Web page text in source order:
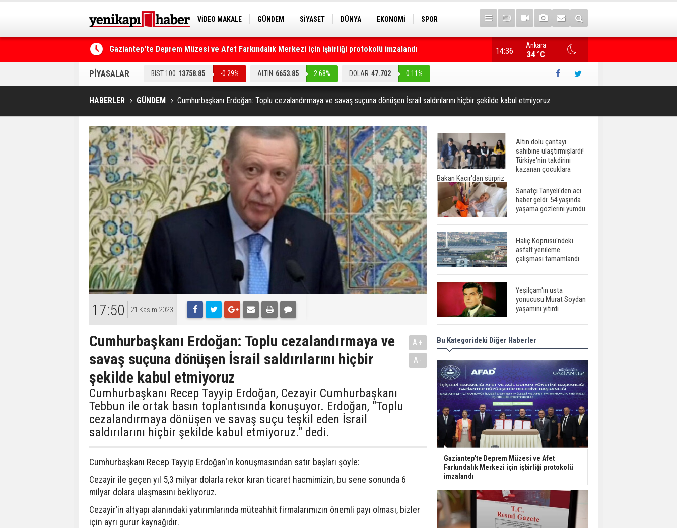
VİDEO MAKALE GÜNDEM SİYASET DÜNYA EKONOMİ
SPOR
Gaziantep'te Deprem Müzesi ve Afet Farkındalık Merkezi için işbirliği protokolü imzalandı
Resmi Gazete'de Bugün
Gazete manşetlerinde yeni gün...
Ankara
34 °C
14:36
PİYASALAR BIST 100 13758.85 -0.29% ALTIN 6653.85 2.68% DOLAR 47.702 0.11%
HABERLER GÜNDEM Cumhurbaşkanı Erdoğan: Toplu cezalandırmaya ve savaş suçuna dönüşen İsrail saldırılarını hiçbir şekilde kabul etmiyoruz
17:50 21 Kasım 2023
Cumhurbaşkanı Erdoğan: Toplu cezalandırmaya ve
savaş suçuna dönüşen İsrail saldırılarını hiçbir
şekilde kabul etmiyoruz
Cumhurbaşkanı Recep Tayyip Erdoğan, Cezayir Cumhurbaşkanı
Tebbun ile ortak basın toplantısında konuşuyor. Erdoğan, "Toplu
cezalandırmaya dönüşen ve savaş suçu teşkil eden İsrail
saldırılarını hiçbir şekilde kabul etmiyoruz." dedi.
A+
A-
Cumhurbaşkanı Recep Tayyip Erdoğan'ın konuşmasından satır başları şöyle:
Cezayir ile geçen yıl 5,3 milyar dolarla rekor kıran ticaret hacmimizin, bu sene sonunda 6
milyar dolara ulaşmasını bekliyoruz.
Cezayir’in altyapı alanındaki yatırımlarında müteahhit firmalarımızın önemli payı olması, bizler
için ayrı gurur kaynağıdır.
Altın dolu çantayı
sahibine ulaştırmışlardı!
Türkiye'nin takdirini
kazanan çocuklara
Bakan Kacır'dan sürpriz
Sanatçı Tanyeli'den acı
haber geldi: 54 yaşında
yaşama gözlerini yumdu
Haliç Köprüsü'ndeki
asfalt yenileme
çalışması tamamlandı
Yeşilçam'ın usta
yonucusu Murat Soydan
yaşamını yitirdi
Meral Akşener ile
Müsavat Dervişoğlu
cenazede görüntülendi
29 Mayıs okullar tatil mi?
Bilim kurgu
gerçekleşiyor...
Dondurulmuş insanları
hayata döndürecek keşif
Ünlü türkücü Mahmut
Tuncer estetik
operasyon geçirdi: Son
hali gündem oldu
Bu Kategorideki Diğer Haberler
Gaziantep'te Deprem Müzesi ve Afet
Farkındalık Merkezi için işbirliği protokolü
imzalandı